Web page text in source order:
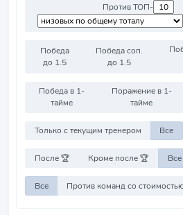
Против ТОП-
Победа
до 1.5
Победа соп.
до 1.5
Победа в 1-
тайме
Поражение в 1-
тайме
Только с текущим тренером Все
После 🏆 Кроме после 🏆 Все
Все